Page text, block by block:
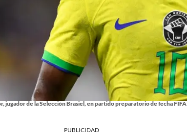
jugador de la Selección Brasiel, en partido preparatorio de fecha FIFA
PUBLICIDAD